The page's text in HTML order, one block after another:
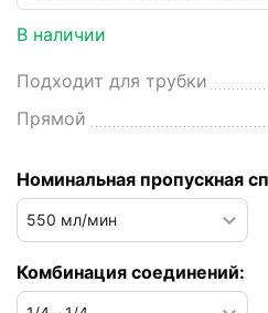
В наличии
Подходит для трубки
Прямой
Номинальная пропускная
Комбинация соединений: